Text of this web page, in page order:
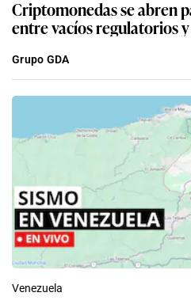
Criptomonedas se abren
entre vacíos regulatorios
Grupo GDA
Venezuela